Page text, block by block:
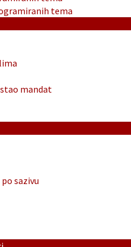
tema
mandat
sazivu